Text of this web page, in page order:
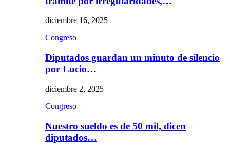
diciembre 16, 2025
Congreso
Diputados guardan un minuto de silencio
por Lucio…
diciembre 2, 2025
Congreso
Nuestro sueldo es de 50 mil, dicen
diputados…